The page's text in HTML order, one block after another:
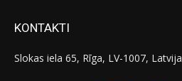
KONTAKTI
Slokas iela 65, Rīga, LV-1007, Latvija